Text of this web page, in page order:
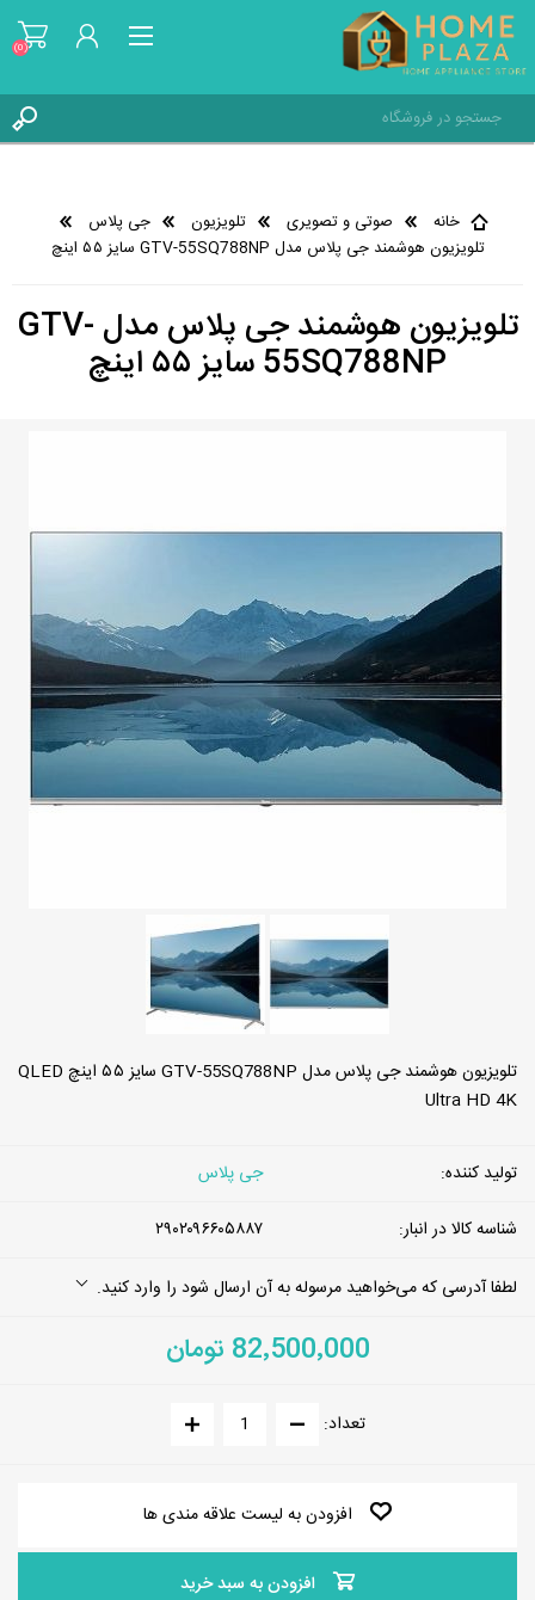
علاقه مندی ها
(0)
خانه صوتی و تصویری تلویزیون
جی پلاس
تلویزیون هوشمند جی پلاس مدل GTV-55SQ788NP سایز ۵۵ اینچ
تلویزیون هوشمند جی پلاس مدل GTV-
55SQ788NP سایز ۵۵ اینچ
تلویزیون هوشمند جی پلاس مدل GTV-55SQ788NP سایز ۵۵ اینچ QLED
Ultra HD 4K
تولید کننده:
جی پلاس
شناسه کالا در انبار:
۲۹۰۲۰۹۶۶۰۵۸۸۷
لطفا آدرسی که می‌خواهید مرسوله به آن ارسال شود را وارد کنید.
82٬500٬000 تومان
تعداد:
افزودن به لیست علاقه مندی ها
افزودن به سبد خرید